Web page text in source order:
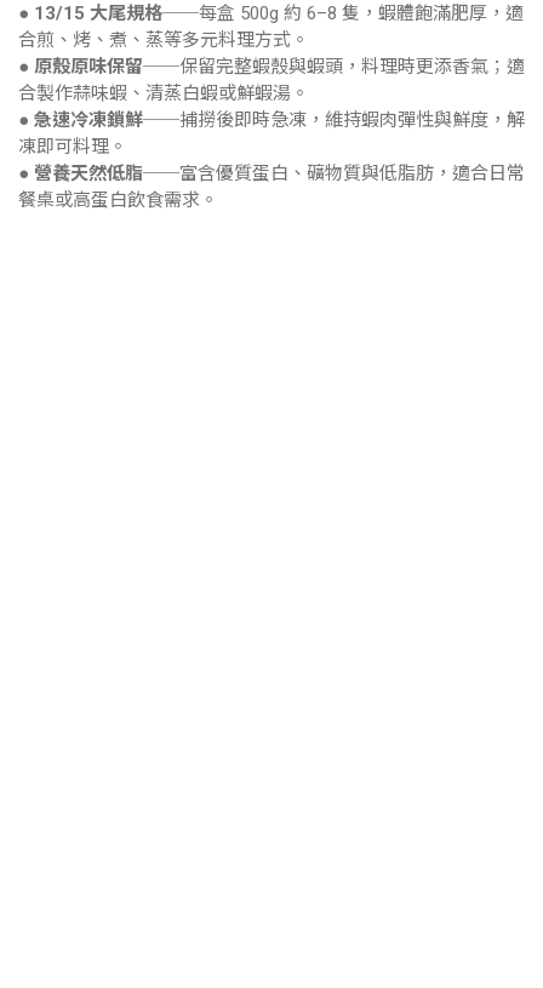
● 13/15 大尾規格──每盒 500g 約 6–8 隻，蝦體飽滿肥厚，適
合煎、烤、煮、蒸等多元料理方式。
● 原殼原味保留──保留完整蝦殼與蝦頭，料理時更添香氣；適
合製作蒜味蝦、清蒸白蝦或鮮蝦湯。
● 急速冷凍鎖鮮──捕撈後即時急凍，維持蝦肉彈性與鮮度，解
凍即可料理。
● 營養天然低脂──富含優質蛋白、礦物質與低脂肪，適合日常
餐桌或高蛋白飲食需求。